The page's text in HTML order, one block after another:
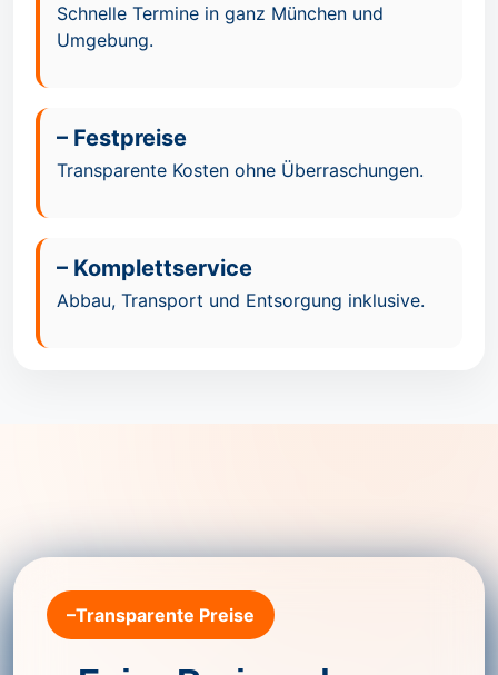
Schnelle Termine in ganz München und
Umgebung.
– Festpreise
Transparente Kosten ohne Überraschungen.
– Komplettservice
Abbau, Transport und Entsorgung inklusive.
–Transparente Preise